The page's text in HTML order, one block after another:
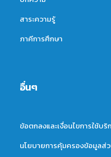
สาระความรู้
ภาคีการศึกษา
อื่นๆ
ข้อตกลงและเงื่อนไขการใช้บริ
นโยบายการคุ้มครองข้อมูลส่